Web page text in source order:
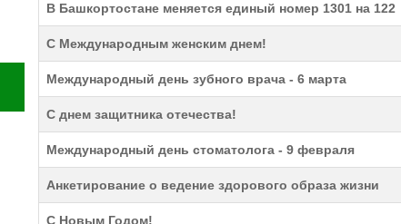
В Башкортостане меняется единый номер 1301 на 122
С Международным женским днем!
Международный день зубного врача - 6 марта
С днем защитника отечества!
Международный день стоматолога - 9 февраля
Анкетирование о ведение здорового образа жизни
С Новым Годом!